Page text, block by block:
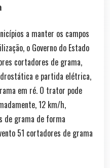
a manter os campos
o Governo do Estado
cortadores de grama,
e partida elétrica,
em ré. O trator pode
12 km/h,
de grama de forma
51 cortadores de grama